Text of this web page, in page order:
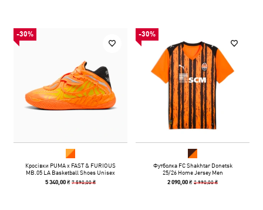
-30%
Кросівки PUMA x FAST & FURIOUS
MB.05 LA Basketball Shoes Unisex
5 340,00 ₴7 590,00 ₴
-30%
Футболка FC Shakhtar Donetsk
25/26 Home Jersey Men
2 090,00 ₴2 990,00 ₴